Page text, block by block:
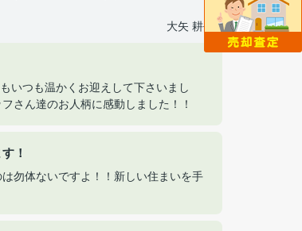
大矢 耕平
いつも温かくお迎えして下さいまし
さん達のお人柄に感動しました！！
！
勿体ないですよ！！新しい住まいを手